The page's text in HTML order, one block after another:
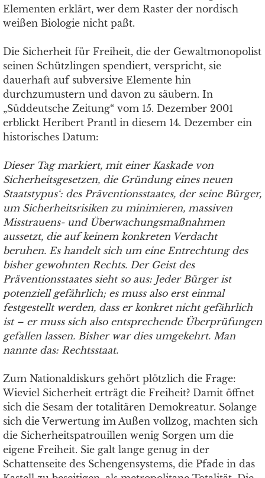
Elementen erklärt, wer dem Raster der nordisch
weißen Biologie nicht paßt.
Die Sicherheit für Freiheit, die der Gewaltmonopolist
seinen Schützlingen spendiert, verspricht, sie
dauerhaft auf subversive Elemente hin
durchzumustern und davon zu säubern. In
„Süddeutsche Zeitung“ vom 15. Dezember 2001
erblickt Heribert Prantl in diesem 14. Dezember ein
historisches Datum:
Dieser Tag markiert, mit einer Kaskade von
Sicherheitsgesetzen, die Gründung eines neuen
Staatstypus‘: des Präventionsstaates, der seine Bürger,
um Sicherheitsrisiken zu minimieren, massiven
Misstrauens- und Überwachungsmaßnahmen
aussetzt, die auf keinem konkreten Verdacht
beruhen. Es handelt sich um eine Entrechtung des
bisher gewohnten Rechts. Der Geist des
Präventionsstaates sieht so aus: Jeder Bürger ist
potenziell gefährlich; es muss also erst einmal
festgestellt werden, dass er konkret nicht gefährlich
ist – er muss sich also entsprechende Überprüfungen
gefallen lassen. Bisher war dies umgekehrt. Man
nannte das: Rechtsstaat.
Zum Nationaldiskurs gehört plötzlich die Frage:
Wieviel Sicherheit erträgt die Freiheit? Damit öffnet
sich die Sesam der totalitären Demokreatur. Solange
sich die Verwertung im Außen vollzog, machten sich
die Sicherheitspatrouillen wenig Sorgen um die
eigene Freiheit. Sie galt lange genug in der
Schattenseite des Schengensystems, die Pfade in das